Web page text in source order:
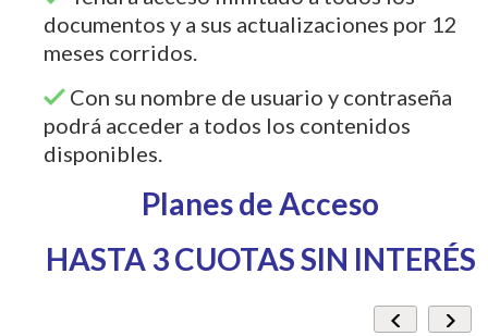
documentos y a sus actualizaciones por 12
meses corridos.
Con su nombre de usuario y contraseña
podrá acceder a todos los contenidos
disponibles.
Planes de Acceso
HASTA 3 CUOTAS SIN INTERÉS